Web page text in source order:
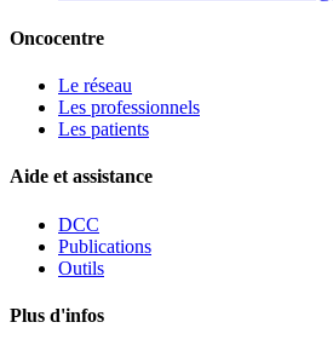
Oncocentre
Le réseau
Les professionnels
Les patients
Aide et assistance
DCC
Publications
Outils
Plus d'infos